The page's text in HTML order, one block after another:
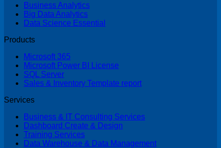
Business Analytics
Big Data Analytics
Data Science Essential
Products
Microsoft 365
Microsoft Power BI License
SQL Server
Sales & Inventory Template report
Services
Business & IT Consulting Services
Dashboard Create & Design
Training Services
Data Warehouse & Data Management